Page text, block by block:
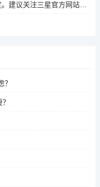
三星S20升级One UI 5的时间尚未确定。建议关注三星官方网站或联系三星客服以获取最新信息。